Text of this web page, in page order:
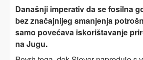
Današnji imperativ da se fosilna
bez značajnijeg smanjenja
samo povećava iskorištavanje
na Jugu.